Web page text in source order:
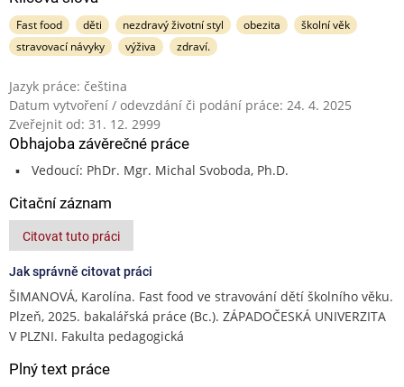
Fast food děti nezdravý životní styl obezita
školní věk
stravovací návyky
výživa zdraví.
Jazyk práce: čeština
Datum vytvoření / odevzdání či podání práce: 24. 4. 2025
Zveřejnit od: 31. 12. 2999
Obhajoba závěrečné práce
Vedoucí: PhDr. Mgr. Michal Svoboda, Ph.D.
Citační záznam
Citovat tuto práci
Jak správně citovat práci
ŠIMANOVÁ, Karolína. Fast food ve stravování dětí školního věku.
Plzeň, 2025. bakalářská práce (Bc.). ZÁPADOČESKÁ UNIVERZITA
V PLZNI. Fakulta pedagogická
Plný text práce